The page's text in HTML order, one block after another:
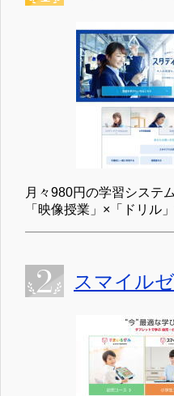
月々980円の学習システム
「映像授業」×「ドリル
スマイルゼ